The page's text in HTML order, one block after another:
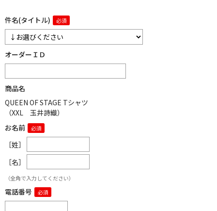
件名(タイトル)
オーダーＩＤ
商品名
QUEEN OF STAGE Tシャツ
（XXL 玉井詩織）
お名前
［姓］
［名］
（全角で入力してください）
電話番号